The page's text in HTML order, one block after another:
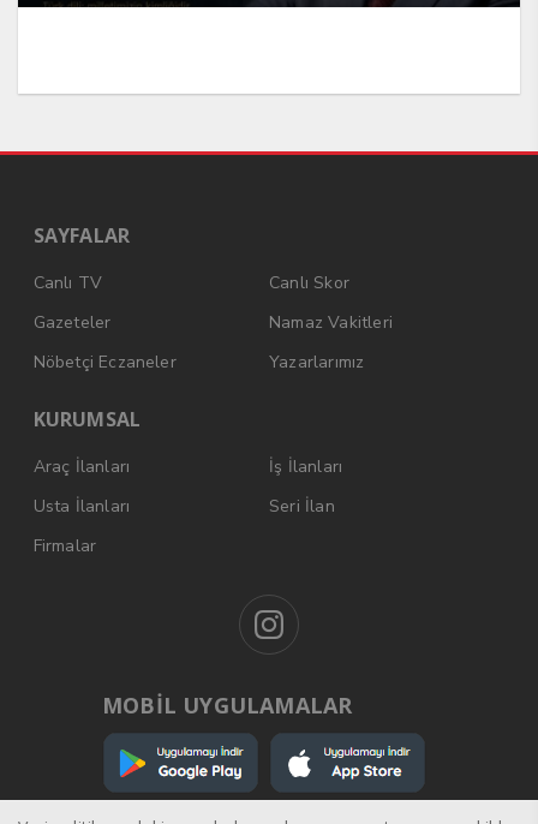
SAYFALAR
Canlı TV
Canlı Skor
Gazeteler
Namaz Vakitleri
Nöbetçi Eczaneler
Yazarlarımız
KURUMSAL
Araç İlanları
İş İlanları
Usta İlanları
Seri İlan
Firmalar
MOBİL UYGULAMALAR